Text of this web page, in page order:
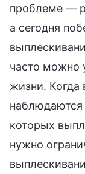
проблеме —
а сегодня
часто можно
жизни. Когда
наблюдаются
которых
нужно